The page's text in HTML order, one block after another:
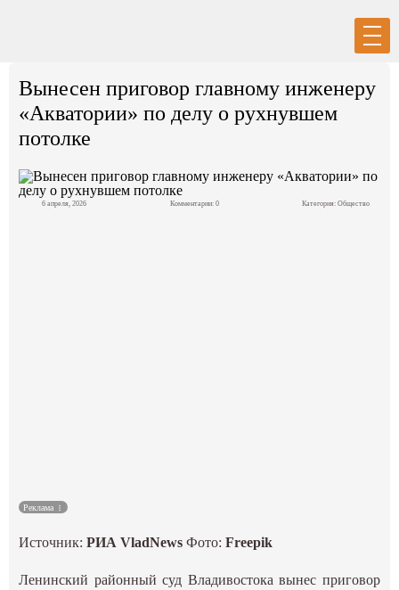
Политика
Вынесен приговор главному инженеру
«Акватории» по делу о рухнувшем
потолке
6 апреля, 2026 Комментарии: 0 Категория: Общество
Реклама
Источник:РИА VladNews Фото: Freepik
Ленинский районный суд Владивостока вынес приговор